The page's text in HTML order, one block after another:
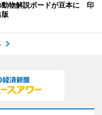
動物解説ボードが豆本に 印